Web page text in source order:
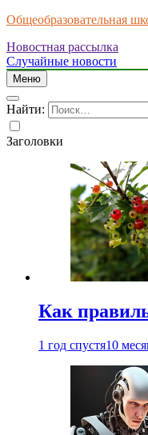
Общеобразовательная
Новостная рассылка
Случайные новости
Меню
Найти:
Заголовки
Как
1 год спустя10